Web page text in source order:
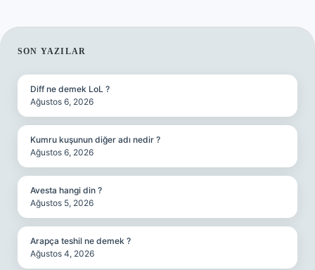
SIDEBAR
SON YAZILAR
Diff ne demek LoL ?
Ağustos 6, 2026
Kumru kuşunun diğer adı nedir ?
Ağustos 6, 2026
Avesta hangi din ?
Ağustos 5, 2026
Arapça teshil ne demek ?
Ağustos 4, 2026